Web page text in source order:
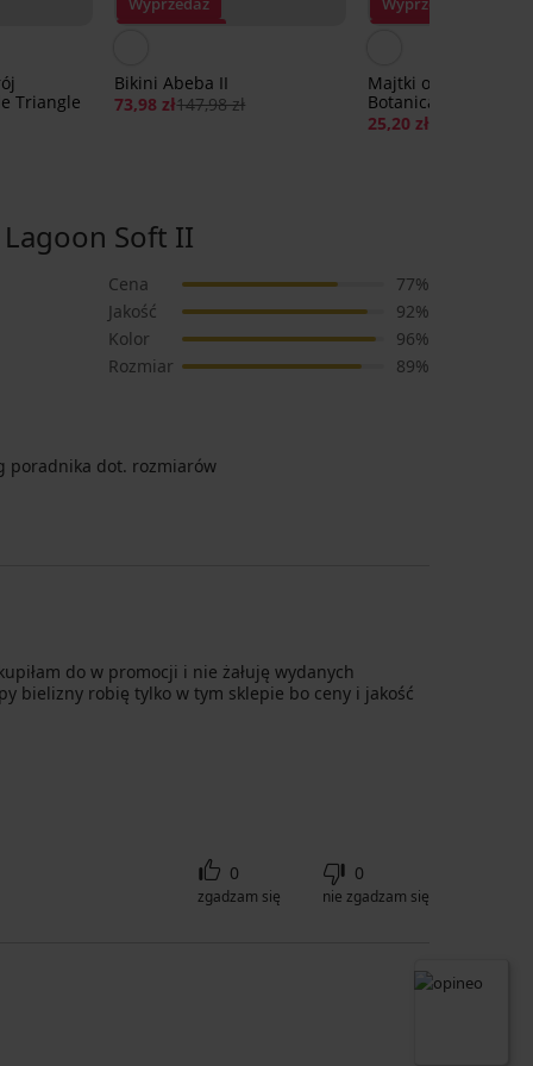
Triangle
Bikini Abeba II
73,98 zł147,98 zł
Majtki od stroju
Botanical Vibes
25,20 zł
Soft II
Cena
77%
Jakość
92%
Kolor
96%
Rozmiar
89%
poradnika dot. rozmiarów
do w promocji i nie żałuję wydanych
bielizny robię tylko w tym sklepie bo ceny i jakość
0
zgadzam się
0
nie zgadzam się